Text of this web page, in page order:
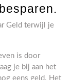
Geld terwijl je
is door
je bij aan het
eens geld. Het